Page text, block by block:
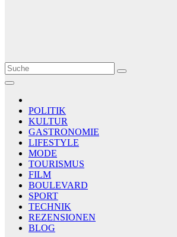
Le Matin
AGENCE DE PRESSE
POLITIK
KULTUR
GASTRONOMIE
LIFESTYLE
MODE
TOURISMUS
FILM
BOULEVARD
SPORT
TECHNIK
REZENSIONEN
BLOG